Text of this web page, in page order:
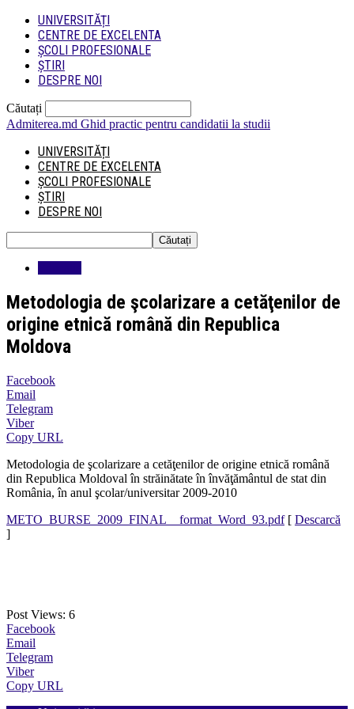
UNIVERSITĂȚI
CENTRE DE EXCELENTA
ȘCOLI PROFESIONALE
ȘTIRI
DESPRE NOI
Căutați
Admiterea.md Ghid practic pentru candidatii la studii
UNIVERSITĂȚI
CENTRE DE EXCELENTA
ȘCOLI PROFESIONALE
ȘTIRI
DESPRE NOI
Metodologia de şcolarizare a cetăţenilor de
origine etnică română din Republica
Moldova
Facebook
Email
Telegram
Viber
Copy URL
Metodologia de şcolarizare a cetăţenilor de origine etnică română
din Republica Moldoval în străinătate în învăţământul de stat din
România, în anul şcolar/universitar 2009-2010
METO_BURSE_2009_FINAL__format_Word_93.pdf[ Descarcă
]
Post Views: 6
Facebook
Email
Telegram
Viber
Copy URL